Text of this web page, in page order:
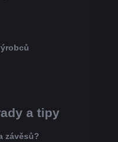
a tipy
závěsů?